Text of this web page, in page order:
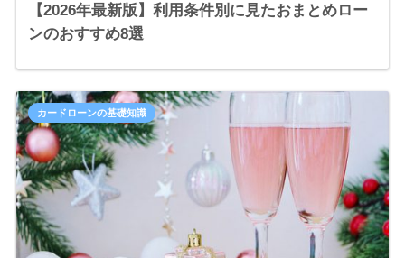
【2026年最新版】利用条件別に見たおまとめロー
ンのおすすめ8選
カードローンの基礎知識